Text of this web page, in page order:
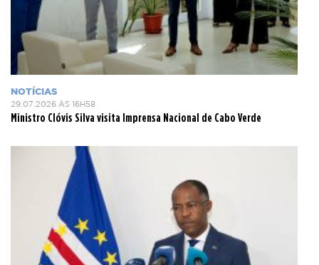
NOTÍCIAS
29.07.2026 ÀS 16H58
Ministro Clóvis Silva visita Imprensa Nacional de Cabo Verde